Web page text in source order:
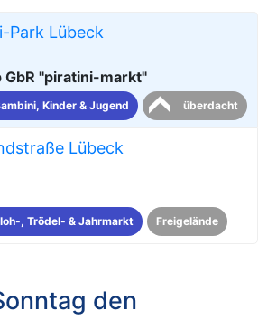
Park Lübeck
GbR "piratini-markt"
Kinder & Jugend überdacht
Lübeck
, Trödel- & Jahrmarkt Freigelände
den